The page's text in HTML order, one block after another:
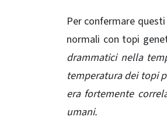
Per confermare
normali con topi
drammatici nella
temperatura dei topi
era fortemente
umani.